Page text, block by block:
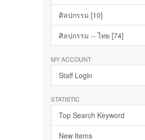
ศิลปกรรม [10]
ศิลปกรรม -- ไทย [74]
MY ACCOUNT
Staff Login
STATISTIC
Top Search Keyword
New Items